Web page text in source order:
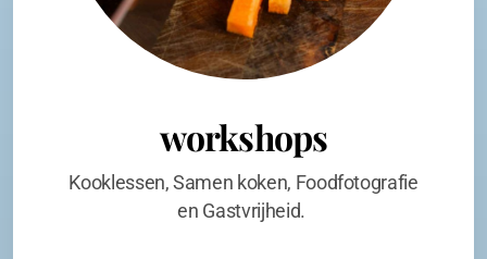
workshops
Kooklessen, Samen koken, Foodfotografie
en Gastvrijheid.